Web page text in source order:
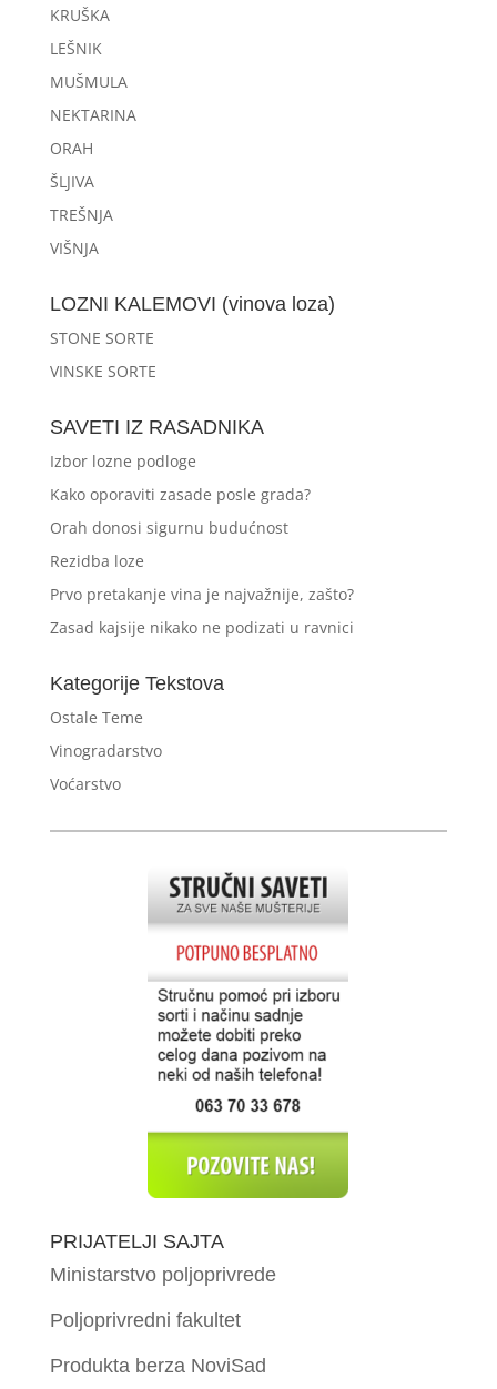
KRUŠKA
LEŠNIK
MUŠMULA
NEKTARINA
ORAH
ŠLJIVA
TREŠNJA
VIŠNJA
LOZNI KALEMOVI (vinova loza)
STONE SORTE
VINSKE SORTE
SAVETI IZ RASADNIKA
Izbor lozne podloge
Kako oporaviti zasade posle grada?
Orah donosi sigurnu budućnost
Rezidba loze
Prvo pretakanje vina je najvažnije, zašto?
Zasad kajsije nikako ne podizati u ravnici
Kategorije Tekstova
Ostale Teme
Vinogradarstvo
Voćarstvo
PRIJATELJI SAJTA
Ministarstvo poljoprivrede
Poljoprivredni fakultet
Produkta berza NoviSad